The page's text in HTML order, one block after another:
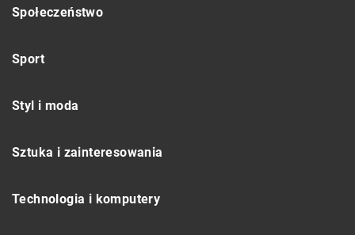
Społeczeństwo
Sport
Styl i moda
Sztuka i zainteresowania
Technologia i komputery